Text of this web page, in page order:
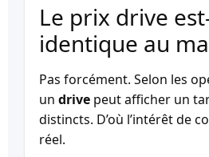
Le prix drive
identique au
Pas forcément. Selon les
un drive peut afficher un
distincts. D’où l’intérêt de
réel.